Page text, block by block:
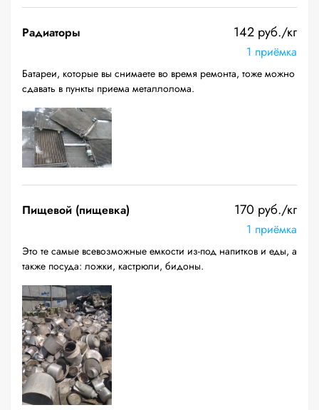
Радиаторы 142 руб./кг
1 приёмка
Батареи, которые вы снимаете во время ремонта, тоже можно
сдавать в пункты приема металлолома.
Пищевой (пищевка) 170 руб./кг
1 приёмка
Это те самые всевозможные емкости из-под напитков и еды, а
также посуда: ложки, кастрюли, бидоны.